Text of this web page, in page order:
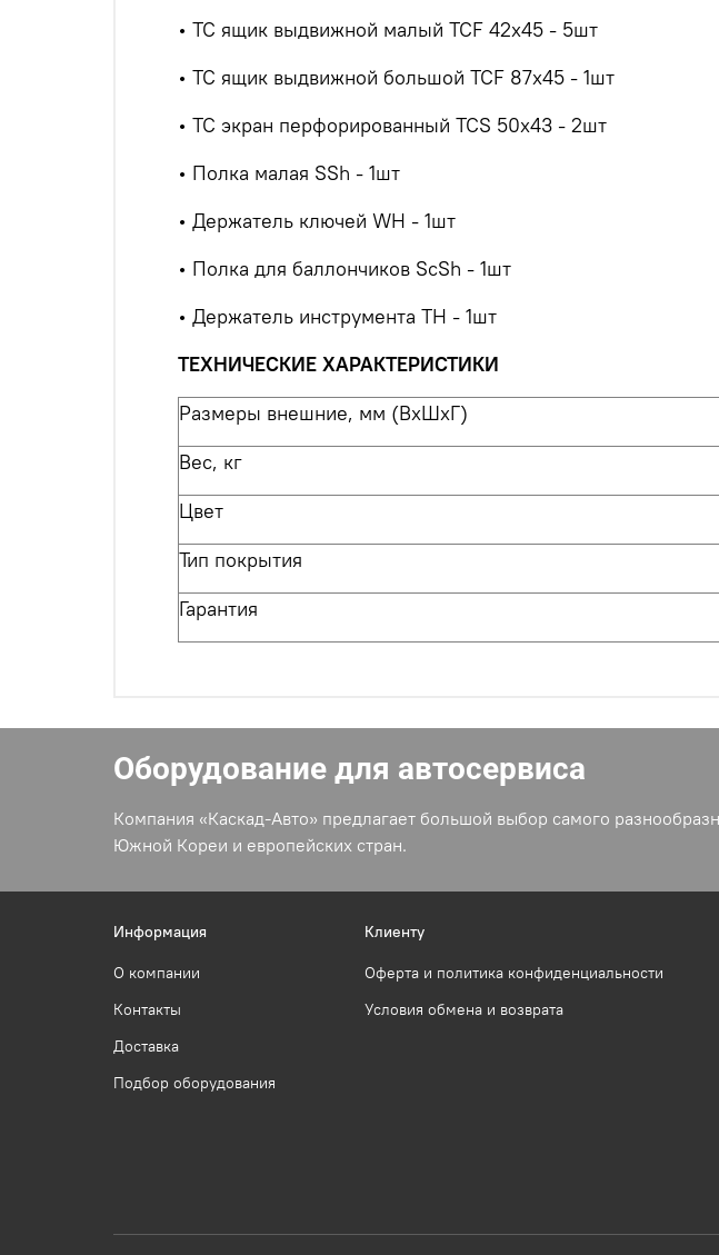
• TC ящик выдвижной малый TCF 42x45 - 5шт
• TC ящик выдвижной большой TCF 87x45 - 1шт
• TC экран перфорированный TCS 50x43 - 2шт
• Полка малая SSh - 1шт
• Держатель ключей WH - 1шт
• Полка для баллончиков ScSh - 1шт
• Держатель инструмента TH - 1шт
ТЕХНИЧЕСКИЕ ХАРАКТЕРИСТИКИ
Размеры внешние, мм (ВхШхГ)
Вес, кг
Цвет
Тип покрытия
Гарантия
Оборудование для автосервиса
Компания «Каскад-Авто» предлагает большой выбор самого
Южной Кореи и европейских стран.
Информация
О компании
Контакты
Доставка
Подбор оборудования
Клиенту
Оферта и политика конфиденциальности
Условия обмена и возврата